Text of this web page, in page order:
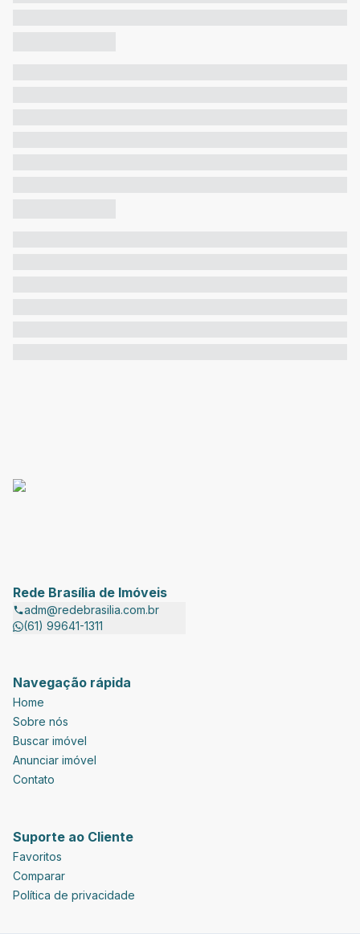
Rede Brasília de Imóveis
adm@redebrasilia.com.br
(61) 99641-1311
Navegação rápida
Home
Sobre nós
Buscar imóvel
Anunciar imóvel
Contato
Suporte ao Cliente
Favoritos
Comparar
Política de privacidade